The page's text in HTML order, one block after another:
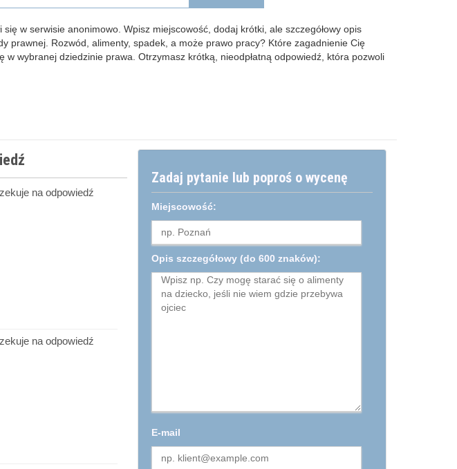
w serwisie anonimowo. Wpisz miejscowość, dodaj krótki, ale szczegółowy opis
prawnej. Rozwód, alimenty, spadek, a może prawo pracy? Które zagadnienie Cię
wybranej dziedzinie prawa. Otrzymasz krótką, nieodpłatną odpowiedź, która pozwoli
Zadaj pytanie lub poproś o wycenę
Miejscowość:
Opis szczegółowy (do 600 znaków):
E-mail
na odpowiedź
na odpowiedź